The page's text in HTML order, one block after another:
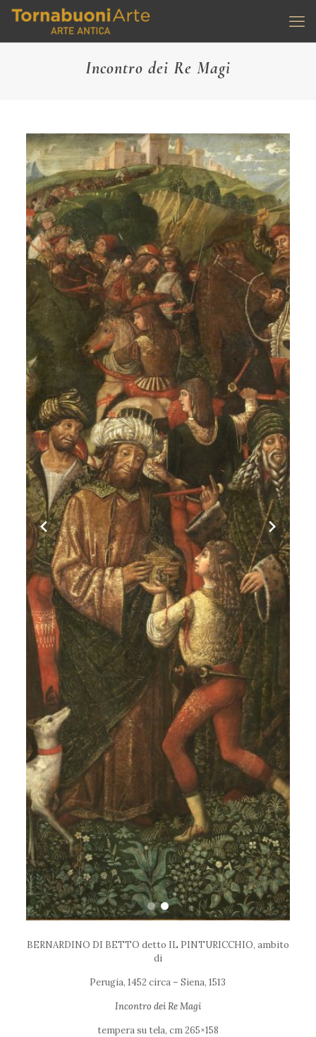
Incontro dei Re Magi
BERNARDINO DI BETTO detto IL PINTURICCHIO, ambito
di
Perugia, 1452 circa – Siena, 1513
Incontro dei Re Magi
tempera su tela, cm 265×158